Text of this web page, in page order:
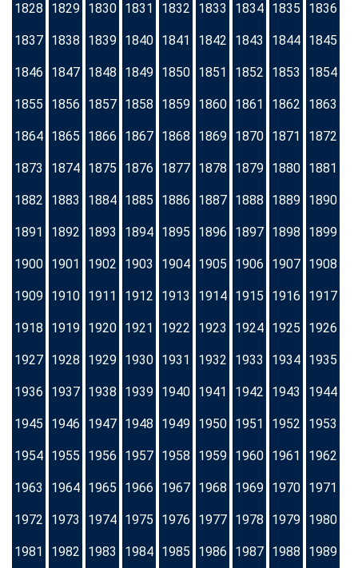
1828 1829 1830 1831 1832 1833 1834 1835 1836
1837 1838 1839 1840 1841 1842 1843 1844 1845
1846 1847 1848 1849 1850 1851 1852 1853 1854
1855 1856 1857 1858 1859 1860 1861 1862 1863
1864 1865 1866 1867 1868 1869 1870 1871 1872
1873 1874 1875 1876 1877 1878 1879 1880 1881
1882 1883 1884 1885 1886 1887 1888 1889 1890
1891 1892 1893 1894 1895 1896 1897 1898 1899
1900 1901 1902 1903 1904 1905 1906 1907 1908
1909 1910 1911 1912 1913 1914 1915 1916 1917
1918 1919 1920 1921 1922 1923 1924 1925 1926
1927 1928 1929 1930 1931 1932 1933 1934 1935
1936 1937 1938 1939 1940 1941 1942 1943 1944
1945 1946 1947 1948 1949 1950 1951 1952 1953
1954 1955 1956 1957 1958 1959 1960 1961 1962
1963 1964 1965 1966 1967 1968 1969 1970 1971
1972 1973 1974 1975 1976 1977 1978 1979 1980
1981 1982 1983 1984 1985 1986 1987 1988 1989